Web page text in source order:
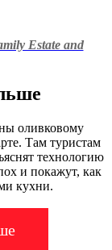
Estate and
оливковому
Там туристам
технологию
и покажут, как
кухни.